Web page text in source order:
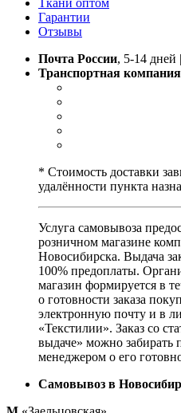
Гарантии
Отзывы
Почта России, 5-14 дней
Транспортная компания
* Стоимость доставки
удалённости пункта
Услуга самовывоза
розничном магазине
Новосибирска. Выдача
100% предоплаты.
магазин формируется в
о готовности заказа
электронную почту и в
«Текстилии». Заказ со
выдаче» можно
менеджером о его
Самовывоз в